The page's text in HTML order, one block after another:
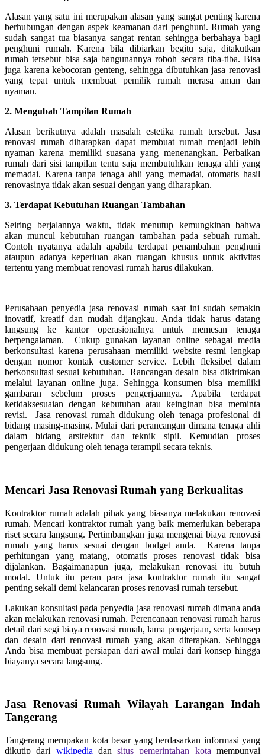
Alasan yang satu ini merupakan alasan yang sangat penting karena
berhubungan dengan aspek keamanan dari penghuni. Rumah yang
sudah sangat tua biasanya sangat rentan sehingga berbahaya bagi
penghuni rumah. Karena bila dibiarkan begitu saja, ditakutkan
rumah tersebut bisa saja bangunannya roboh secara tiba-tiba. Bisa
juga karena kebocoran genteng, sehingga dibutuhkan jasa renovasi
yang tepat untuk membuat pemilik rumah merasa aman dan
nyaman.
2. Mengubah Tampilan Rumah
Alasan berikutnya adalah masalah estetika rumah tersebut. Jasa
renovasi rumah diharapkan dapat membuat rumah menjadi lebih
nyaman karena memiliki suasana yang menenangkan. Perbaikan
rumah dari sisi tampilan tentu saja membutuhkan tenaga ahli yang
memadai. Karena tanpa tenaga ahli yang memadai, otomatis hasil
renovasinya tidak akan sesuai dengan yang diharapkan.
3. Terdapat Kebutuhan Ruangan Tambahan
Seiring berjalannya waktu, tidak menutup kemungkinan bahwa
akan muncul kebutuhan ruangan tambahan pada sebuah rumah.
Contoh nyatanya adalah apabila terdapat penambahan penghuni
ataupun adanya keperluan akan ruangan khusus untuk aktivitas
tertentu yang membuat renovasi rumah harus dilakukan.
Perusahaan penyedia jasa renovasi rumah saat ini sudah semakin
inovatif, kreatif dan mudah dijangkau. Anda tidak harus datang
langsung ke kantor operasionalnya untuk memesan tenaga
berpengalaman. Cukup gunakan layanan online sebagai media
berkonsultasi karena perusahaan memiliki website resmi lengkap
dengan nomor kontak customer service. Lebih fleksibel dalam
berkonsultasi sesuai kebutuhan. Rancangan desain bisa dikirimkan
melalui layanan online juga. Sehingga konsumen bisa memiliki
gambaran sebelum proses pengerjaannya. Apabila terdapat
ketidaksesuaian dengan kebutuhan atau keinginan bisa meminta
revisi. Jasa renovasi rumah didukung oleh tenaga profesional di
bidang masing-masing. Mulai dari perancangan dimana tenaga ahli
dalam bidang arsitektur dan teknik sipil. Kemudian proses
pengerjaan didukung oleh tenaga terampil secara teknis.
Mencari Jasa Renovasi Rumah yang Berkualitas
Kontraktor rumah adalah pihak yang biasanya melakukan renovasi
rumah. Mencari kontraktor rumah yang baik memerlukan beberapa
riset secara langsung. Pertimbangkan juga mengenai biaya renovasi
rumah yang harus sesuai dengan budget anda. Karena tanpa
perhitungan yang matang, otomatis proses renovasi tidak bisa
dijalankan. Bagaimanapun juga, melakukan renovasi itu butuh
modal. Untuk itu peran para jasa kontraktor rumah itu sangat
penting sekali demi kelancaran proses renovasi rumah tersebut.
Lakukan konsultasi pada penyedia jasa renovasi rumah dimana anda
akan melakukan renovasi rumah. Perencanaan renovasi rumah harus
detail dari segi biaya renovasi rumah, lama pengerjaan, serta konsep
dan desain dari renovasi rumah yang akan diterapkan. Sehingga
Anda bisa membuat persiapan dari awal mulai dari konsep hingga
biayanya secara langsung.
Jasa Renovasi Rumah Wilayah Larangan Indah
Tangerang
Tangerang merupakan kota besar yang berdasarkan informasi yang
dikutip dari wikipedia dansitus pemerintahan kotamempunyai